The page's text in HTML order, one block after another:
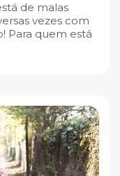
de malas
vezes com
Para quem está